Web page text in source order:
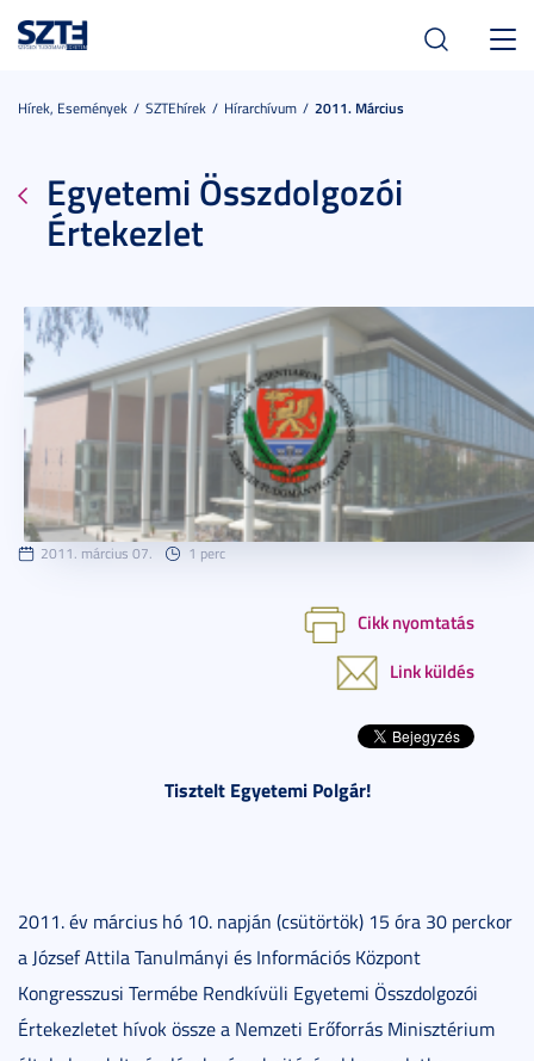
Hírek, Események SZTEhírek Hírarchívum 2011. Március
Egyetemi Összdolgozói
Értekezlet
2011. március 07. 1 perc
Cikk nyomtatás
Link küldés
Tisztelt Egyetemi Polgár!
2011. év március hó 10. napján (csütörtök) 15 óra 30 perckor
a József Attila Tanulmányi és Információs Központ
Kongresszusi Termébe Rendkívüli Egyetemi Összdolgozói
Értekezletet hívok össze a Nemzeti Erőforrás Minisztérium